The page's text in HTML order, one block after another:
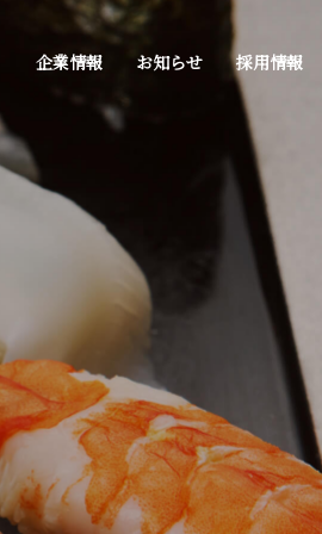
企業情報 お知らせ 採用情報